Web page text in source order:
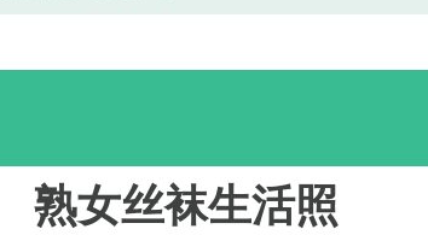
游戏分类
熟女丝袜生活照